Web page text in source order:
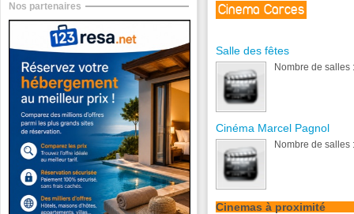
Cinema Carces
Salle des fêtes
Nombre de salles
Cinéma Marcel Pagnol
Nombre de salles
Cinemas à proximité
Nos partenaires